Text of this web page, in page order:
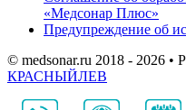
«Медсонар Плюс»
Предупреждение об
© medsonar.ru 2018 - 2026 •
КРАСНЫЙЛЕВ